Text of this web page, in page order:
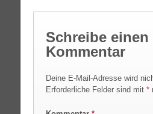
Schreibe einen
Kommentar
Deine E-Mail-Adresse wird
Erforderliche Felder sind mit *